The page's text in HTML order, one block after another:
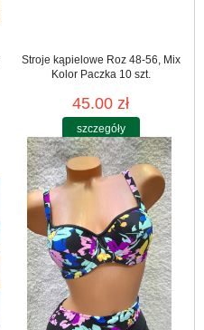
Stroje kąpielowe Roz 48-56, Mix
Kolor Paczka 10 szt.
45.00 zł
szczegóły